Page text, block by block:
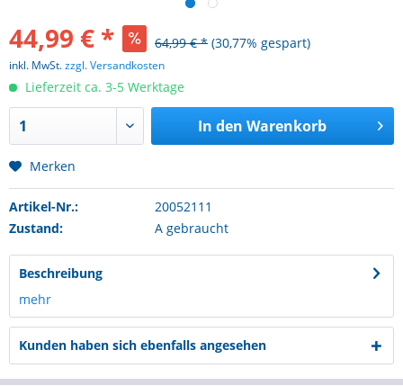
44,99 € * 64,99 € * (30,77% gespart)
inkl. MwSt.zzgl. Versandkosten
Lieferzeit ca. 3-5 Werktage
In den Warenkorb
Merken
Artikel-Nr.:
20052111
Zustand:
A gebraucht
Beschreibung
mehr
Kunden haben sich ebenfalls angesehen